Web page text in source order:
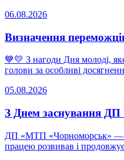
06.08.2026
Визначення
💙💛 З нагоди Дня молоді,
голови за особливі
05.08.2026
З Днем заснування
ДП «МТП «Чорноморськ» — це
працею розвивав і